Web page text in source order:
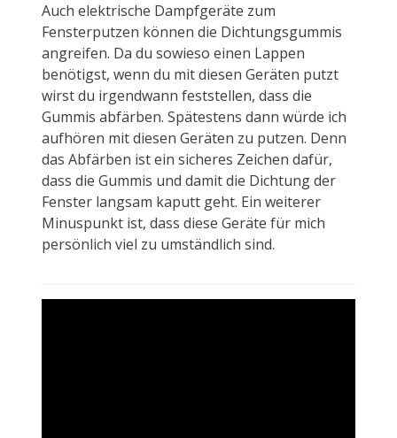
Auch elektrische Dampfgeräte zum
Fensterputzen können die Dichtungsgummis
angreifen. Da du sowieso einen Lappen
benötigst, wenn du mit diesen Geräten putzt
wirst du irgendwann feststellen, dass die
Gummis abfärben. Spätestens dann würde ich
aufhören mit diesen Geräten zu putzen. Denn
das Abfärben ist ein sicheres Zeichen dafür,
dass die Gummis und damit die Dichtung der
Fenster langsam kaputt geht. Ein weiterer
Minuspunkt ist, dass diese Geräte für mich
persönlich viel zu umständlich sind.